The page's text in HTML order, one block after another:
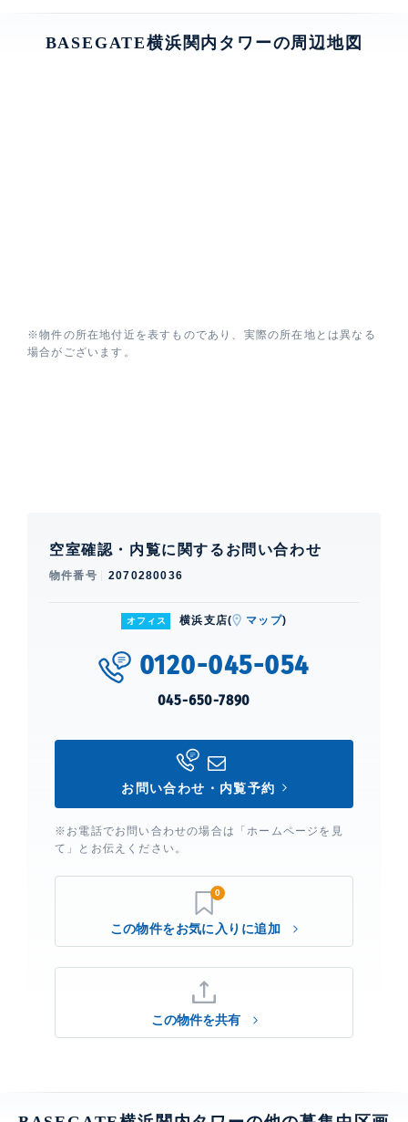
BASEGATE横浜関内タワーの周辺地図
※物件の所在地付近を表すものであり、実際の所在地とは異なる
場合がございます。
空室確認・内覧に関するお問い合わせ
物件番号 2070280036
オフィス 横浜支店( マップ)
0120-045-054
045-650-7890
お問い合わせ・内覧予約
※お電話でお問い合わせの場合は「ホームページを見
て」とお伝えください。
0
この物件を共有